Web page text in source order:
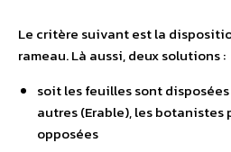
Le critère suivant est la
rameau. Là aussi, deux solutions :
soit les feuilles sont
autres (Erable), les
opposées